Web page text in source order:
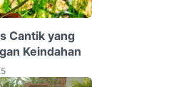
Cantik yang
Keindahan